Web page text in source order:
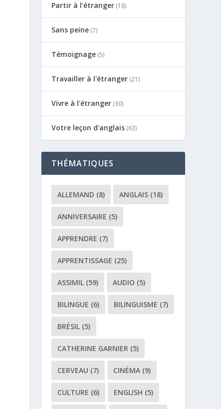
Partir à l'étranger (18)
Sans peine (7)
Témoignage (5)
Travailler à l'étranger (21)
Vivre à l'étranger (30)
Votre leçon d'anglais (63)
THÉMATIQUES
ALLEMAND (8) ANGLAIS (18)
ANNIVERSAIRE (5)
APPRENDRE (7)
APPRENTISSAGE (25)
ASSIMIL (59) AUDIO (5)
BILINGUE (6) BILINGUISME (7)
BRÉSIL (5)
CATHERINE GARNIER (5)
CERVEAU (7) CINÉMA (9)
CULTURE (6) ENGLISH (5)